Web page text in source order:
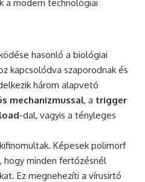
a modern technológiai
hasonló a biológiai
kapcsolódva szaporodnak és
három alapvető
mechanizmussal, a trigger
-dal, vagyis a tényleges
Képesek polimorf
hogy minden fertőzésnél
Ez megnehezíti a vírusirtó